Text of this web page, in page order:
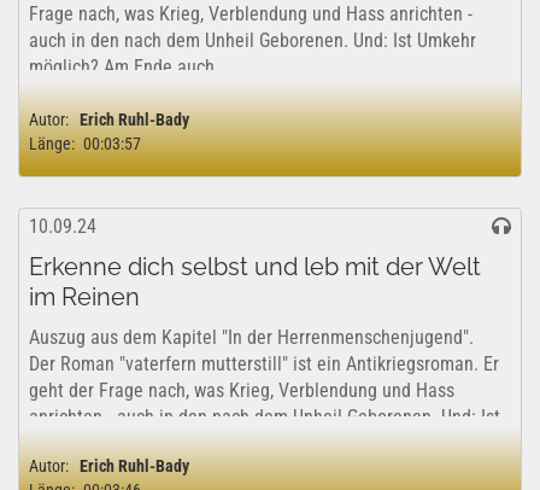
Frage nach, was Krieg, Verblendung und Hass anrichten -
auch in den nach dem Unheil Geborenen. Und: Ist Umkehr
möglich? Am Ende auch...
Autor: Erich Ruhl-Bady
Länge: 00:03:57
10.09.24
Erkenne dich selbst und leb mit der Welt
im Reinen
Auszug aus dem Kapitel "In der Herrenmenschenjugend".
Der Roman "vaterfern mutterstill" ist ein Antikriegsroman. Er
geht der Frage nach, was Krieg, Verblendung und Hass
anrichten - auch in den nach dem Unheil Geborenen. Und: Ist
Umkehr möglich? Am Ende...
Autor: Erich Ruhl-Bady